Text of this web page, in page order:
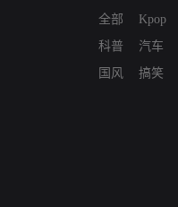
全部
科普
国风
Kpop
汽车
搞笑